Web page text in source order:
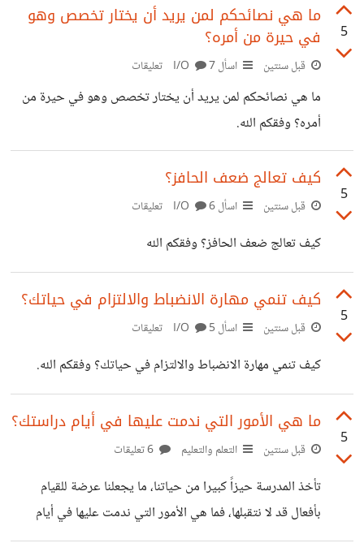
5
ما هي نصائحكم لمن يريد أن يختار تخصص وهو
في حيرة من أمره؟
قبل سنتين اسأل I/O7 تعليقات
ما هي نصائحكم لمن يريد أن يختار تخصص وهو في حيرة من
أمره؟ وفقكم الله.
5
كيف تعالج ضعف الحافز؟
قبل سنتين اسأل I/O6 تعليقات
كيف تعالج ضعف الحافز؟ وفقكم الله
5
كيف تنمي مهارة الانضباط والالتزام في حياتك؟
قبل سنتين اسأل I/O 5 تعليقات
كيف تنمي مهارة الانضباط والالتزام في حياتك؟ وفقكم الله.
5
ما هي الأمور التي ندمت عليها في أيام دراستك؟
قبل سنتين التعلم والتعليم
تأخذ المدرسة حيزاً كبيرا من حياتنا، ما يجعلنا عرضة للقيام
بأفعال قد لا نتقبلها، فما هي الأمور التي ندمت عليها في أيام
دراستك؟ وفقكم الله.